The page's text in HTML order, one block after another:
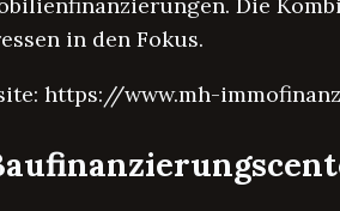
Die
in den Fokus.
https://www.mh-